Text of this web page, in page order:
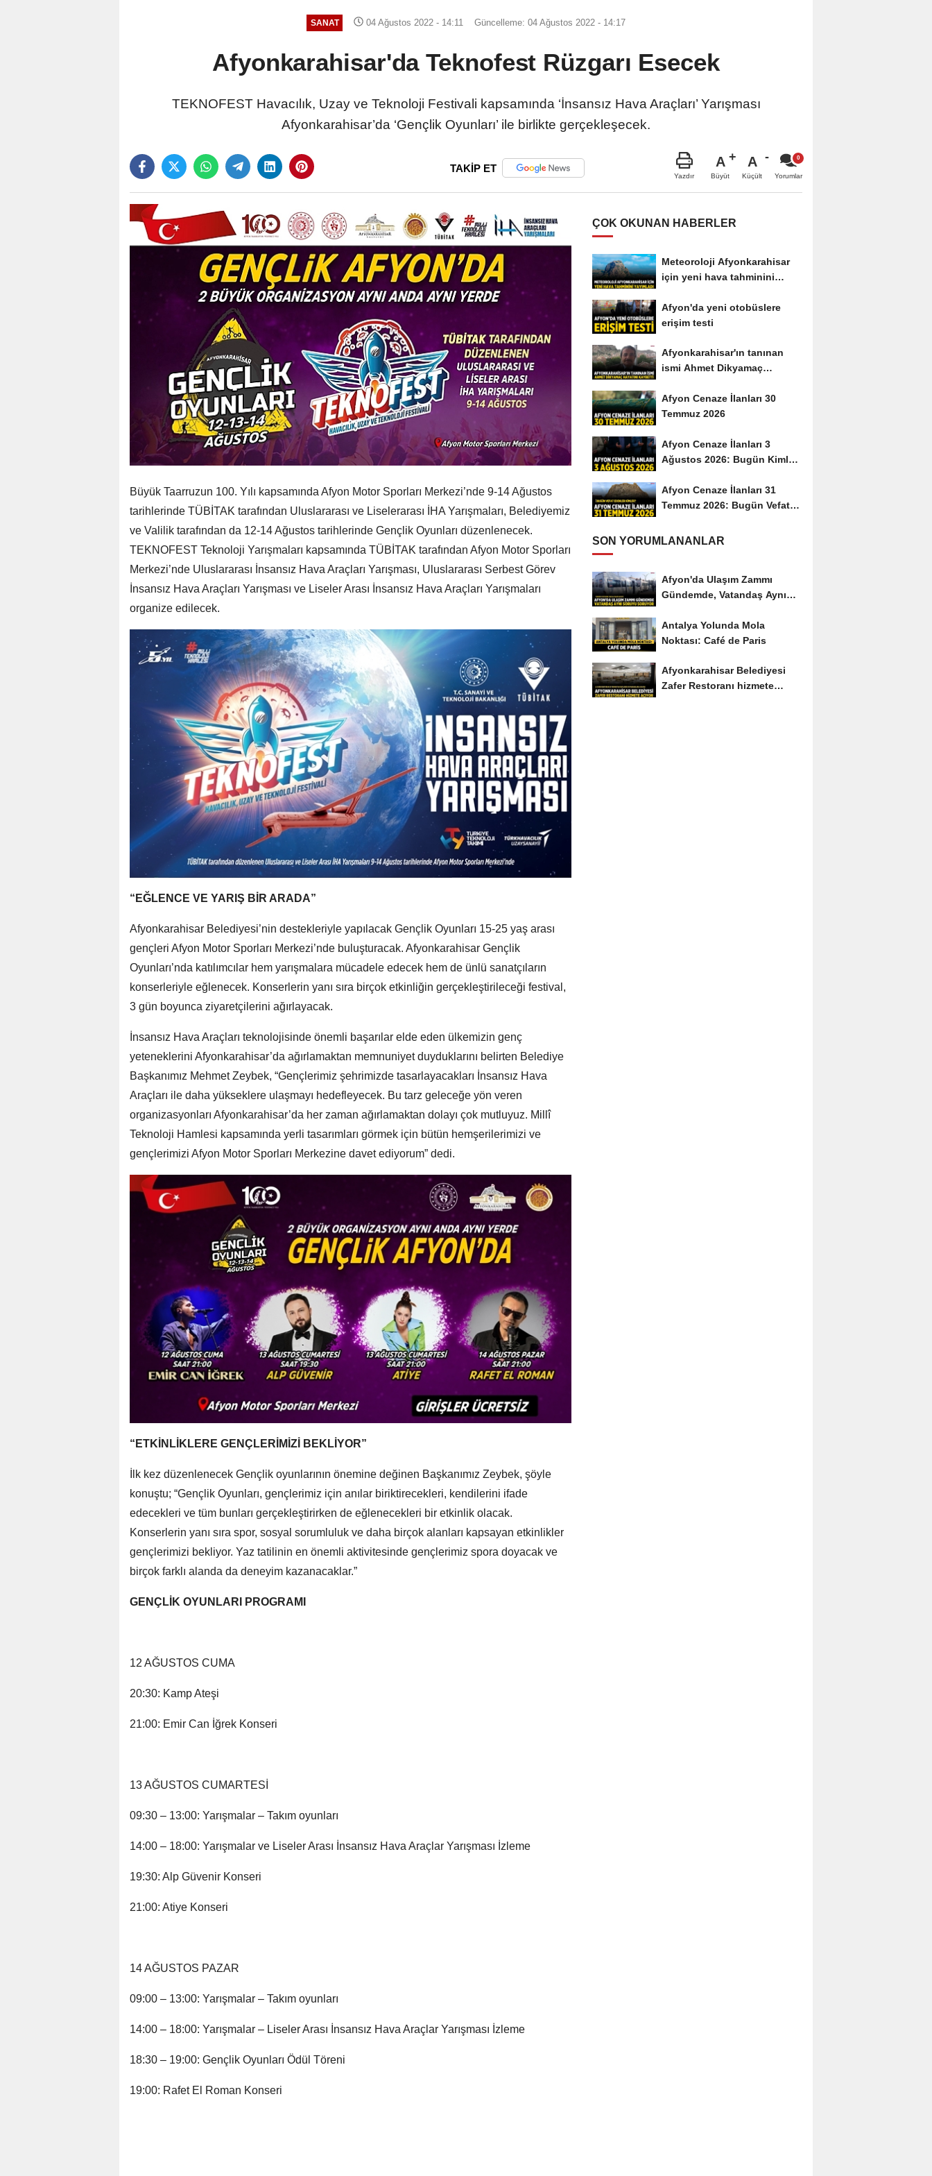
SANAT 04 Ağustos 2022 - 14:11 Güncelleme: 04 Ağustos 2022 - 14:17
Afyonkarahisar'da Teknofest Rüzgarı Esecek
TEKNOFEST Havacılık, Uzay ve Teknoloji Festivali kapsamında ‘İnsansız Hava Araçları’ Yarışması
Afyonkarahisar’da ‘Gençlik Oyunları’ ile birlikte gerçekleşecek.
TAKİP ET
Yazdır
A
Büyüt
A
Küçült Yorumlar
Büyük Taarruzun 100. Yılı kapsamında Afyon Motor Sporları Merkezi’nde 9-14 Ağustos
tarihlerinde TÜBİTAK tarafından Uluslararası ve Liselerarası İHA Yarışmaları, Belediyemiz
ve Valilik tarafından da 12-14 Ağustos tarihlerinde Gençlik Oyunları düzenlenecek.
TEKNOFEST Teknoloji Yarışmaları kapsamında TÜBİTAK tarafından Afyon Motor Sporları
Merkezi’nde Uluslararası İnsansız Hava Araçları Yarışması, Uluslararası Serbest Görev
İnsansız Hava Araçları Yarışması ve Liseler Arası İnsansız Hava Araçları Yarışmaları
organize edilecek.
“EĞLENCE VE YARIŞ BİR ARADA”
Afyonkarahisar Belediyesi’nin destekleriyle yapılacak Gençlik Oyunları 15-25 yaş arası
gençleri Afyon Motor Sporları Merkezi’nde buluşturacak. Afyonkarahisar Gençlik
Oyunları’nda katılımcılar hem yarışmalara mücadele edecek hem de ünlü sanatçıların
konserleriyle eğlenecek. Konserlerin yanı sıra birçok etkinliğin gerçekleştirileceği festival,
3 gün boyunca ziyaretçilerini ağırlayacak.
İnsansız Hava Araçları teknolojisinde önemli başarılar elde eden ülkemizin genç
yeteneklerini Afyonkarahisar’da ağırlamaktan memnuniyet duyduklarını belirten Belediye
Başkanımız Mehmet Zeybek, “Gençlerimiz şehrimizde tasarlayacakları İnsansız Hava
Araçları ile daha yükseklere ulaşmayı hedefleyecek. Bu tarz geleceğe yön veren
organizasyonları Afyonkarahisar’da her zaman ağırlamaktan dolayı çok mutluyuz. Millî
Teknoloji Hamlesi kapsamında yerli tasarımları görmek için bütün hemşerilerimizi ve
gençlerimizi Afyon Motor Sporları Merkezine davet ediyorum” dedi.
“ETKİNLİKLERE GENÇLERİMİZİ BEKLİYOR”
İlk kez düzenlenecek Gençlik oyunlarının önemine değinen Başkanımız Zeybek, şöyle
konuştu; “Gençlik Oyunları, gençlerimiz için anılar biriktirecekleri, kendilerini ifade
edecekleri ve tüm bunları gerçekleştirirken de eğlenecekleri bir etkinlik olacak.
Konserlerin yanı sıra spor, sosyal sorumluluk ve daha birçok alanları kapsayan etkinlikler
gençlerimizi bekliyor. Yaz tatilinin en önemli aktivitesinde gençlerimiz spora doyacak ve
birçok farklı alanda da deneyim kazanacaklar.”
GENÇLİK OYUNLARI PROGRAMI
12 AĞUSTOS CUMA
20:30: Kamp Ateşi
21:00: Emir Can İğrek Konseri
13 AĞUSTOS CUMARTESİ
09:30 – 13:00: Yarışmalar – Takım oyunları
14:00 – 18:00: Yarışmalar ve Liseler Arası İnsansız Hava Araçlar Yarışması İzleme
19:30: Alp Güvenir Konseri
21:00: Atiye Konseri
14 AĞUSTOS PAZAR
09:00 – 13:00: Yarışmalar – Takım oyunları
14:00 – 18:00: Yarışmalar – Liseler Arası İnsansız Hava Araçlar Yarışması İzleme
18:30 – 19:00: Gençlik Oyunları Ödül Töreni
19:00: Rafet El Roman Konseri
ÇOK OKUNAN HABERLER
Meteoroloji Afyonkarahisar
için yeni hava tahminini
Afyon'da yeni otobüslere
erişim testi
Afyonkarahisar'ın tanınan
ismi Ahmet Dikyamaç
Afyon Cenaze İlanları 30
Temmuz 2026
Afyon Cenaze İlanları 3
Ağustos 2026: Bugün Kimler
Afyon Cenaze İlanları 31
Temmuz 2026: Bugün Vefat
SON YORUMLANANLAR
Afyon'da Ulaşım Zammı
Gündemde, Vatandaş Aynı
Antalya Yolunda Mola
Noktası: Café de Paris
Afyonkarahisar Belediyesi
Zafer Restoranı hizmete